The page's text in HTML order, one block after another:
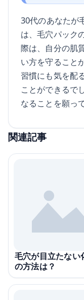
30代のあなたが
は、毛穴パック
際は、自分の肌
い方を守ること
習慣にも気を配
ことができるで
なることを願っ
関連記事
毛穴が目立たない
の方法は？